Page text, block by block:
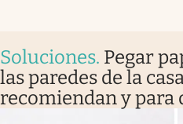
Soluciones. Pegar
las paredes de la
recomiendan y para